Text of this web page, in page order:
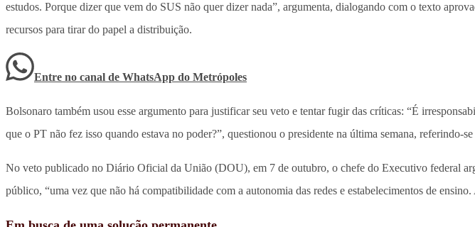
estudos. Porque dizer que vem do SUS não quer dizer nada”, argumenta, dialogando com o texto
recursos para tirar do papel a distribuição.
Entre no canal de WhatsApp do Metrópoles
Bolsonaro também usou esse argumento para justificar seu veto e tentar fugir das críticas: “É
que o PT não fez isso quando estava no poder?”, questionou o presidente na última semana,
No veto publicado no Diário Oficial da União (DOU), em 7 de outubro, o chefe do Executivo federal
público, “uma vez que não há compatibilidade com a autonomia das redes e estabelecimentos de